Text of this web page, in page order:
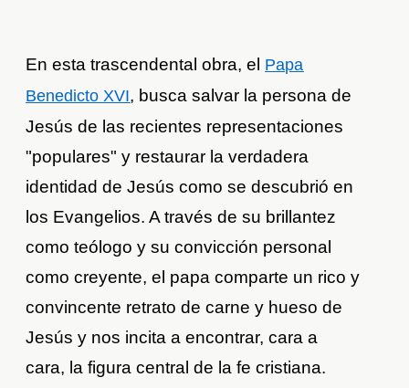
En esta trascendental obra, el Papa
Benedicto XVI, busca salvar la persona de
Jesús de las recientes representaciones
"populares" y restaurar la verdadera
identidad de Jesús como se descubrió en
los Evangelios. A través de su brillantez
como teólogo y su convicción personal
como creyente, el papa comparte un rico y
convincente retrato de carne y hueso de
Jesús y nos incita a encontrar, cara a
cara, la figura central de la fe cristiana.